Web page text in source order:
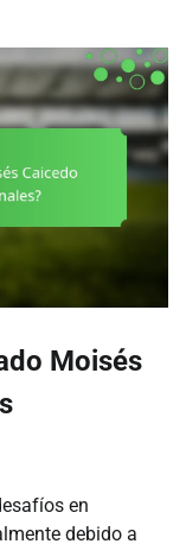
Moisés
en
debido a